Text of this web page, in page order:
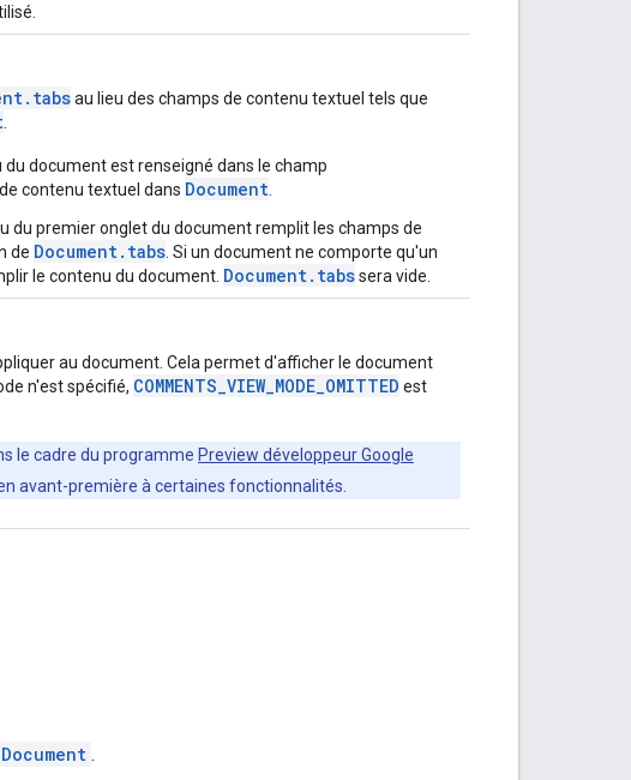
au lieu des champs de contenu textuel tels que
du document est renseigné dans le champ
contenu textuel dans Document
du premier onglet du document remplit les champs de
de Document.tabs . Si un document ne comporte qu'un
le contenu du document. Document.tabssera vide.
au document. Cela permet d'afficher le document
n'est spécifié, COMMENTS_VIEW_MODE_OMITTED est
le cadre du programme Preview développeur Google
avant-première à certaines fonctionnalités.
Document .